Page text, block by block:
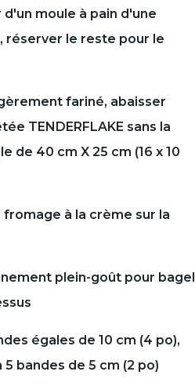
moule à pain d'une
réserver le reste pour le
fariné, abaisser
TENDERFLAKE sans la
de 40 cm X 25 cm (16 x 10
à la crème sur la
plein-goût pour bagel
égales de 10 cm (4 po),
bandes de 5 cm (2 po)